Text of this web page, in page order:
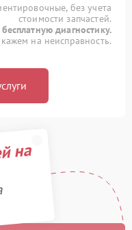
без учета
стоимости запчастей.
диагностику.
на неисправность.
на